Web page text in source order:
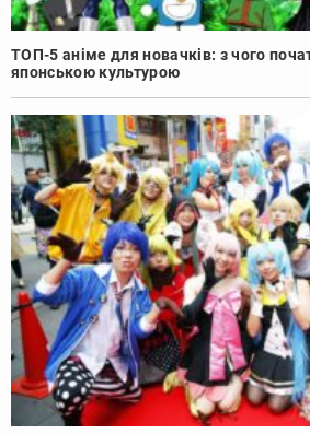
ТОП-5 аніме для новачків: з чого
японською культурою